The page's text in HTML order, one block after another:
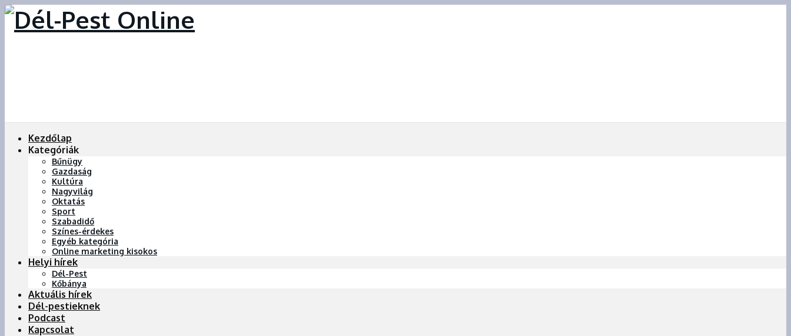
Kezdőlap
Kategóriák
Bűnügy
Gazdaság
Kultúra
Nagyvilág
Oktatás
Sport
Szabadidő
Színes-érdekes
Egyéb kategória
Online marketing kisokos
Helyi hírek
Dél-Pest
Kőbánya
Aktuális hírek
Dél-pestieknek
Podcast
Kapcsolat